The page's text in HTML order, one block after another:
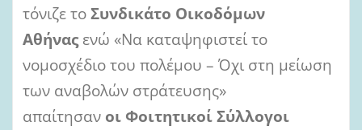
τόνιζε τοΣυνδικάτο Οικοδόμων
Αθήνας ενώ «Να καταψηφιστεί το
νομοσχέδιο του πολέμου – Όχι στη μείωση
των αναβολών στράτευσης»
απαίτησαν οι Φοιτητικοί Σύλλογοι